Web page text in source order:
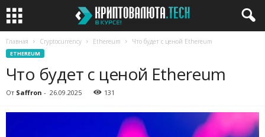
Главная Cryptocurrency Ethereum Что будет с ценой Ethereum
ETHEREUM
Что будет с ценой Ethereum
От Saffron - 26.09.2025 131